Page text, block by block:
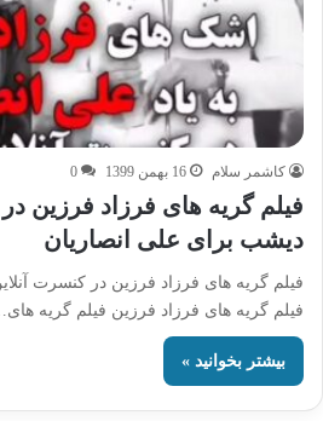
کاشمر سلام 16 بهمن 1399 0
فیلم گریه های فرزاد فرزین
دیشب برای علی انصاریان
فیلم گریه های فرزاد فرزین در کنسرت
فیلم گریه های فرزاد فرزین فیلم گریه
بیشتر بخوانید »